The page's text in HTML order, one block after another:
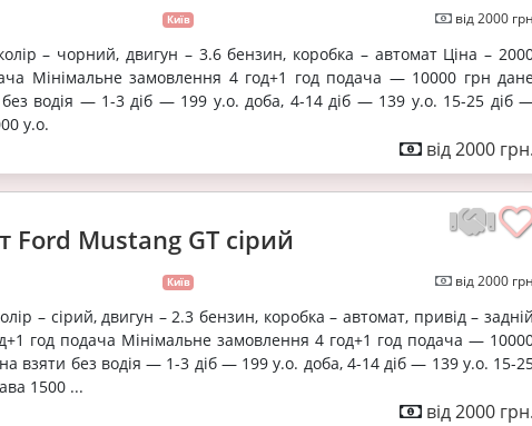
Київ від 2000
– чорний, двигун – 3.6 бензин, коробка – автомат Ціна –
Мінімальне замовлення 4 год+1 год подача — 10000 грн
водія — 1-3 діб — 199 у.о. доба, 4-14 діб — 139 у.о. 15-25 діб
у.о.
від 2000 грн.
Ford Mustang GT сірий
Київ від 2000
– сірий, двигун – 2.3 бензин, коробка – автомат, привід – задній
год подача Мінімальне замовлення 4 год+1 год подача —
взяти без водія — 1-3 діб — 199 у.о. доба, 4-14 діб — 139 у.о. 15-
1500 ...
від 2000 грн.